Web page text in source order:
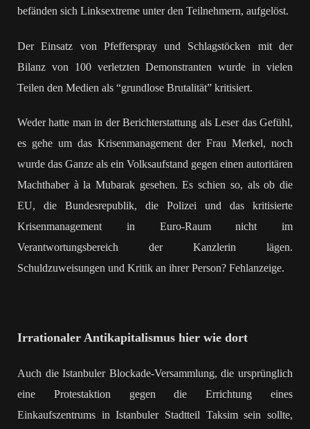
befänden sich Linksextreme unter den Teilnehmern, aufgelöst.
Der Einsatz von Pfefferspray und Schlagstöcken mit der
Bilanz von 100 verletzten Demonstranten wurde in vielen
Teilen den Medien als “grundlose Brutalität” kritisiert.
Weder hatte man in der Berichterstattung als Leser das Gefühl,
es gehe um das Krisenmanagement der Frau Merkel, noch
wurde das Ganze als ein Volksaufstand gegen einen autoritären
Machthaber à la Mubarak gesehen. Es schien so, als ob die
EU, die Bundesrepublik, die Polizei und das kritisierte
Krisenmanagement in Euro-Raum nicht im
Verantwortungsbereich der Kanzlerin lägen.
Schuldzuweisungen und Kritik an ihrer Person? Fehlanzeige.
Irrationaler Antikapitalismus hier wie dort
Auch die Istanbuler Blockade-Versammlung, die ursprünglich
eine Protestaktion gegen die Errichtung eines
Einkaufszentrums in Istanbuler Stadtteil Taksim sein sollte,